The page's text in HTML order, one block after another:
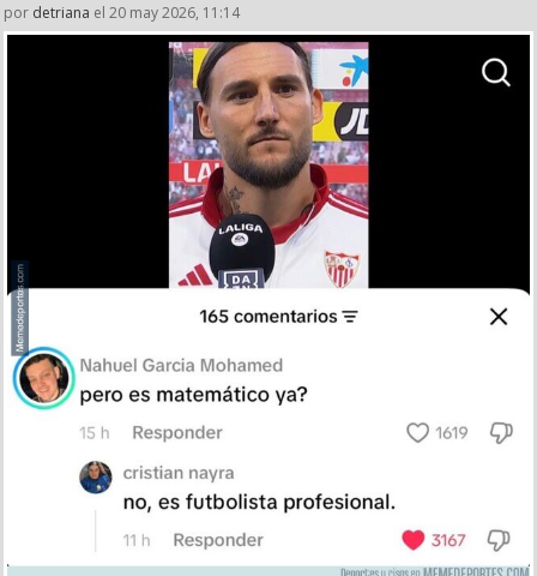
por detriana el 20 may 2026, 11:14